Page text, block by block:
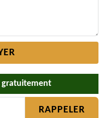
gratuitement